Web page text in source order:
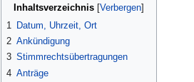
Inhaltsverzeichnis
1
Datum, Uhrzeit, Ort
2 Ankündigung
3 Stimmrechtsübertragungen
4 Anträge